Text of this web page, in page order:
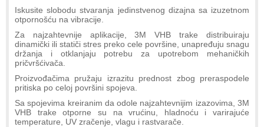
Iskusite slobodu stvaranja jedinstvenog dizajna sa izuzetnom
otpornošću na vibracije.
Za najzahtevnije aplikacije, 3M VHB trake distribuiraju
dinamički ili statiči stres preko cele površine, unapređuju snagu
držanja i otklanjaju potrebu za upotrebom mehaničkih
pričvršćivača.
Proizvođačima pružaju izrazitu prednost zbog preraspodele
pritiska po celoj površini spojeva.
Sa spojevima kreiranim da odole najzahtevnijim izazovima, 3M
VHB trake otporne su na vrućinu, hladnoću i varirajuće
temperature, UV zračenje, vlagu i rastvarače.